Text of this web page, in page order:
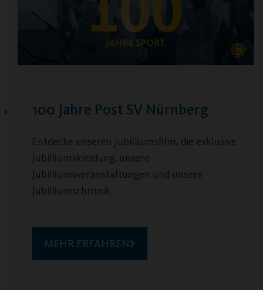
die exklusive
und unsere
Jobs & Ehrenamt
Viele spannende